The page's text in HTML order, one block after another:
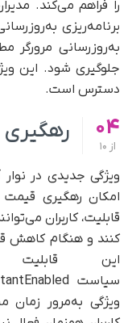
را فراهم می‌کند.
برنامه‌ریزی
به‌روزرسانی مرورگر
جلوگیری شود. این
دسترس است.
04
از
امکان رهگیری قیمت
قابلیت، کاربران
کنند و هنگام کاهش
این
ویژگی به‌مرور